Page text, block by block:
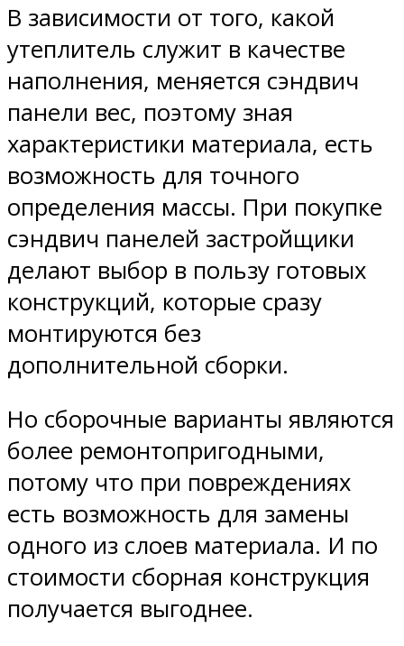
В зависимости от того, какой
утеплитель служит в качестве
наполнения, меняется сэндвич
панели вес, поэтому зная
характеристики материала, есть
возможность для точного
определения массы. При покупке
сэндвич панелей застройщики
делают выбор в пользу готовых
конструкций, которые сразу
монтируются без
дополнительной сборки.
Но сборочные варианты являются
более ремонтопригодными,
потому что при повреждениях
есть возможность для замены
одного из слоев материала. И по
стоимости сборная конструкция
получается выгоднее.